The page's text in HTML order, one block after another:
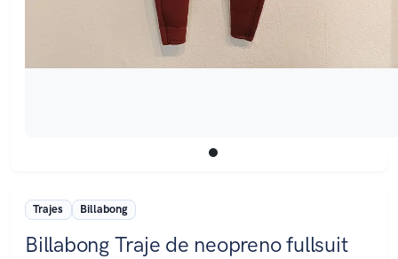
Trajes Billabong
Billabong Traje de neopreno fullsuit